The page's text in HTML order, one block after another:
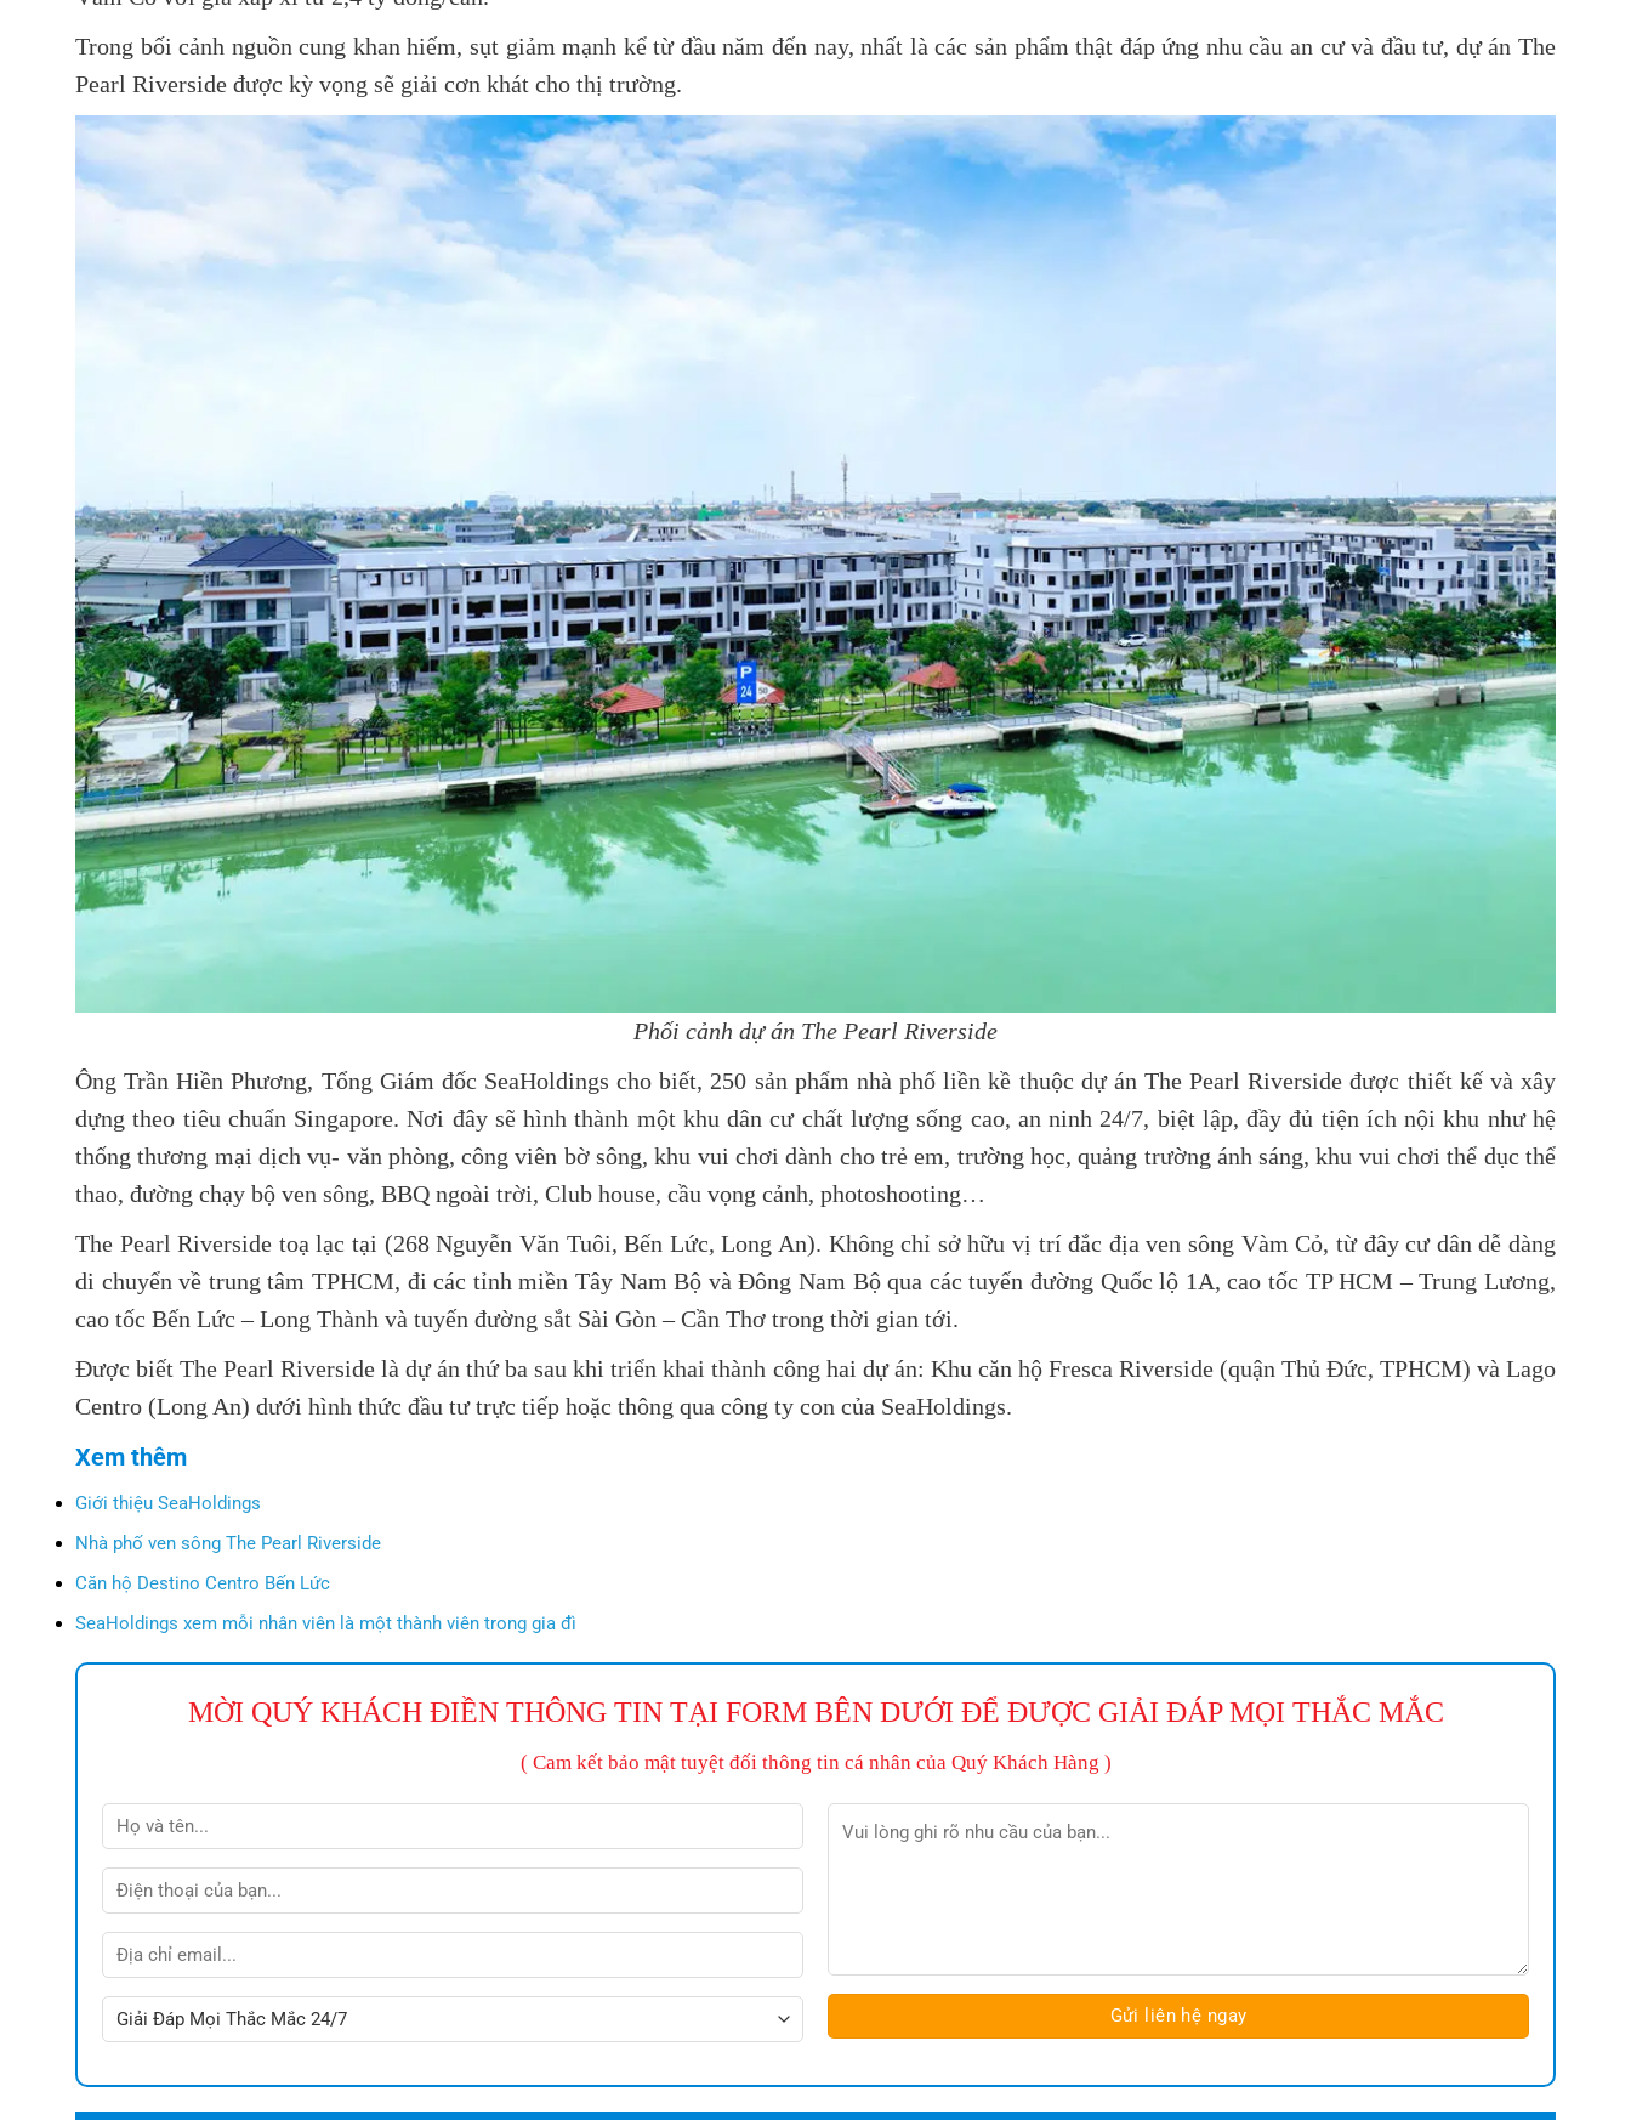
Trong bối cảnh nguồn cung khan hiếm, sụt giảm mạnh kể từ đầu năm đến nay, nhất là các sản phẩm thật đáp ứng nhu cầu an cư và đầu tư, dự án The
Pearl Riverside được kỳ vọng sẽ giải cơn khát cho thị trường.
Phối cảnh dự án The Pearl Riverside
Ông Trần Hiền Phương, Tổng Giám đốc SeaHoldings cho biết, 250 sản phẩm nhà phố liền kề thuộc dự án The Pearl Riverside được thiết kế và xây
dựng theo tiêu chuẩn Singapore. Nơi đây sẽ hình thành một khu dân cư chất lượng sống cao, an ninh 24/7, biệt lập, đầy đủ tiện ích nội khu như hệ
thống thương mại dịch vụ- văn phòng, công viên bờ sông, khu vui chơi dành cho trẻ em, trường học, quảng trường ánh sáng, khu vui chơi thể dục thể
thao, đường chạy bộ ven sông, BBQ ngoài trời, Club house, cầu vọng cảnh, photoshooting…
The Pearl Riverside toạ lạc tại (268 Nguyễn Văn Tuôi, Bến Lức, Long An). Không chỉ sở hữu vị trí đắc địa ven sông Vàm Cỏ, từ đây cư dân dễ dàng
di chuyển về trung tâm TPHCM, đi các tỉnh miền Tây Nam Bộ và Đông Nam Bộ qua các tuyến đường Quốc lộ 1A, cao tốc TP HCM – Trung Lương,
cao tốc Bến Lức – Long Thành và tuyến đường sắt Sài Gòn – Cần Thơ trong thời gian tới.
Được biết The Pearl Riverside là dự án thứ ba sau khi triển khai thành công hai dự án: Khu căn hộ Fresca Riverside (quận Thủ Đức, TPHCM) và Lago
Centro (Long An) dưới hình thức đầu tư trực tiếp hoặc thông qua công ty con của SeaHoldings.
Xem thêm
Giới thiệu SeaHoldings
Nhà phố ven sông The Pearl Riverside
Căn hộ Destino Centro Bến Lức
SeaHoldings xem mỗi nhân viên là một thành viên trong gia đì
MỜI QUÝ KHÁCH ĐIỀN THÔNG TIN TẠI FORM BÊN DƯỚI ĐỂ ĐƯỢC GIẢI ĐÁP MỌI THẮC MẮC
( Cam kết bảo mật tuyệt đối thông tin cá nhân của Quý Khách Hàng )